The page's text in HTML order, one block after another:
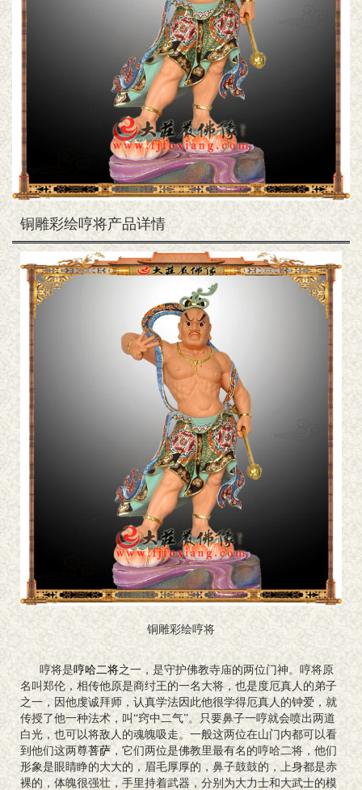
铜雕彩绘哼将产品详情
铜雕彩绘哼将
哼将是哼哈二将之一，是守护佛教寺庙的两位门神。哼将原
名叫郑伦，相传他原是商纣王的一名大将，也是度厄真人的弟子
之一，因他虔诚拜师，认真学法因此他很学得厄真人的钟爱，就
传授了他一种法术，叫“窍中二气”。只要鼻子一哼就会喷出两道
白光，也可以将敌人的魂魄吸走。一般这两位在山门内都可以看
到他们这两尊菩萨 ，它们两位是佛教里最有名的哼哈二将，他们
形象是眼睛睁的大大的，眉毛厚厚的，鼻子鼓鼓的，上身都是赤
裸的，体魄很强壮，手里持着武器，分别为大力士和大武士的模